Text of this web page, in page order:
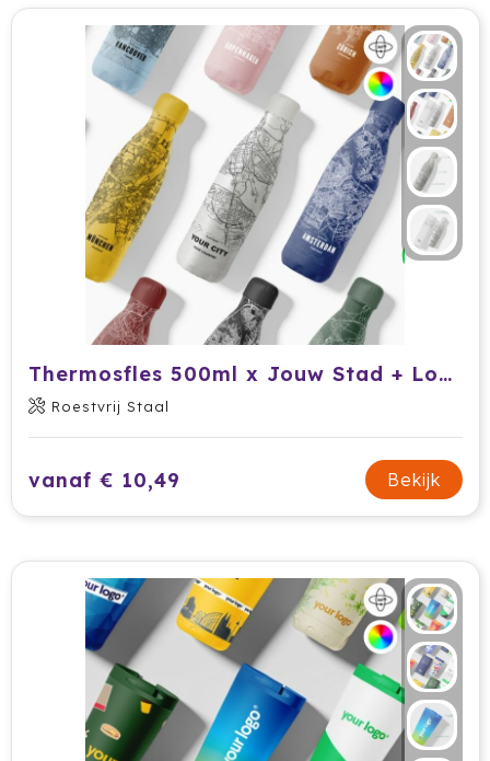
Impliva
Iqoniq
JENS Living
Join The Pipe
JournalBooks
Karst
KING
Klean Kanteen
Kooduu
Thermosfles 500ml x Jouw Stad + Logo (360° FC print)
Roestvrij Staal
vanaf € 10,49 Bekijk